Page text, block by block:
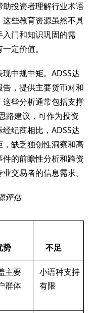
投资者理解行业术语
些教育资源虽然不具
门和知识巩固的需
定价值。
现中规中矩。ADSS达
，提供主要货币对和
些分析通常包括支撑
路建议，可作为投资
纪商相比，ADSS达
缺乏独创性洞察和高
的前瞻性分析和跨资
交易者的信息需求。
评估
势 不足
主要
群体
小语种支持
有限